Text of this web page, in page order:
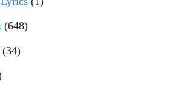
(648)
(34)